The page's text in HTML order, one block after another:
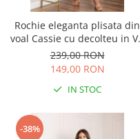
Rochie eleganta plisata din
voal Cassie cu decolteu in
Turcoaz aqua
239,00 RON
149,00 RON
IN STOC
-38%